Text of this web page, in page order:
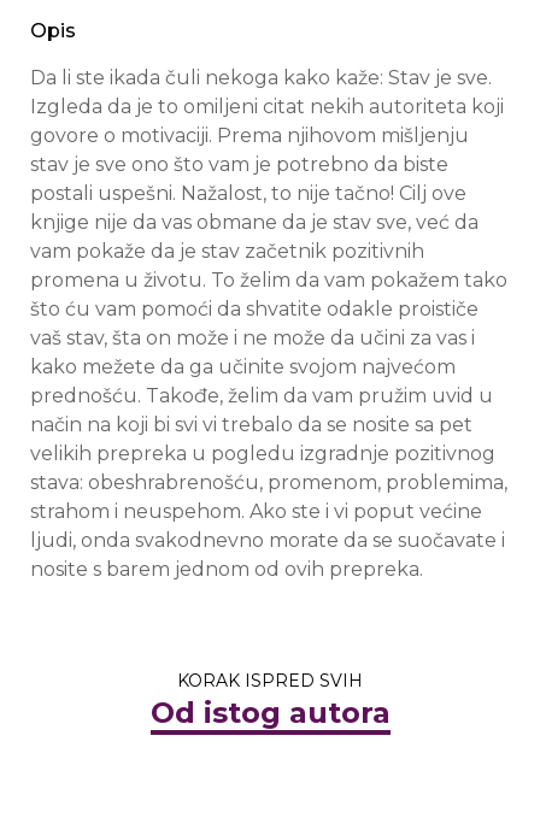
Opis
Da li ste ikada čuli nekoga kako kaže: Stav je sve.
Izgleda da je to omiljeni citat nekih autoriteta koji
govore o motivaciji. Prema njihovom mišljenju
stav je sve ono što vam je potrebno da biste
postali uspešni. Nažalost, to nije tačno! Cilj ove
knjige nije da vas obmane da je stav sve, već da
vam pokaže da je stav začetnik pozitivnih
promena u životu. To želim da vam pokažem tako
što ću vam pomoći da shvatite odakle proističe
vaš stav, šta on može i ne može da učini za vas i
kako mežete da ga učinite svojom najvećom
prednošću. Takođe, želim da vam pružim uvid u
način na koji bi svi vi trebalo da se nosite sa pet
velikih prepreka u pogledu izgradnje pozitivnog
stava: obeshrabrenošću, promenom, problemima,
strahom i neuspehom. Ako ste i vi poput većine
ljudi, onda svakodnevno morate da se suočavate i
nosite s barem jednom od ovih prepreka.
KORAK ISPRED SVIH
Od istog autora